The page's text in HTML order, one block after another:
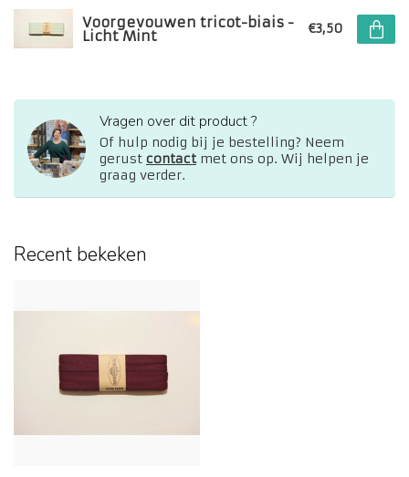
Voorgevouwen tricot-biais -
Licht Mint €3,50
Vragen over dit product ?
Of hulp nodig bij je bestelling? Neem
gerust contactmet ons op. Wij helpen je
graag verder.
Recent bekeken